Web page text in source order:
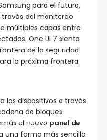
para el futuro,
del monitoreo
múltiples capas entre
One UI 7 sienta
de la seguridad.
la próxima frontera
los dispositivos a través
de bloques
el nuevo panel de
una forma más sencilla